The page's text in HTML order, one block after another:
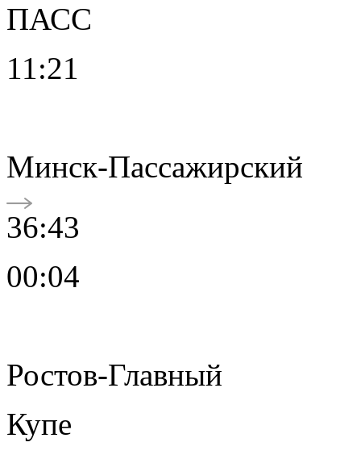
ПАСС
11:21
Минск-Пассажирский
36:43
00:04
Ростов-Главный
Купе